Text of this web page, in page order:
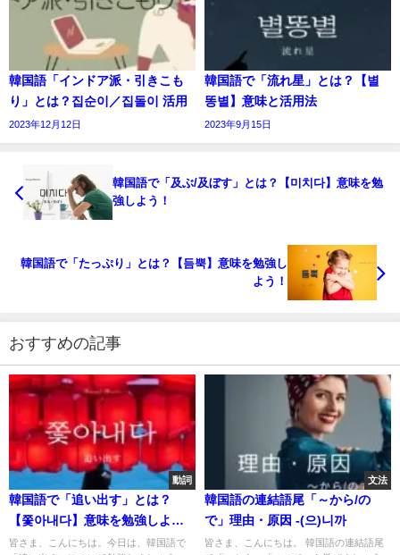
韓国語「インドア派・引きこも
り」とは？집순이／집돌이 活用
2023年12月12日
韓国語で「流れ星」とは？【별
똥별】意味と活用法
2023年9月15日
韓国語で「及ぶ/及ぼす」とは？【미치다】意味を勉
強しよう！
韓国語で「たっぷり」とは？【듬뿍】意味を勉強し
よう！
おすすめの記事
動詞
韓国語で「追い出す」とは？
【쫓아내다】意味を勉強しよ
う！
皆さま、こんにちは。今日は、韓国語で
文法
韓国語の連結語尾「～から/の
で」理由・原因 -(으)니까
皆さま、こんにちは。 韓国語の連結語尾